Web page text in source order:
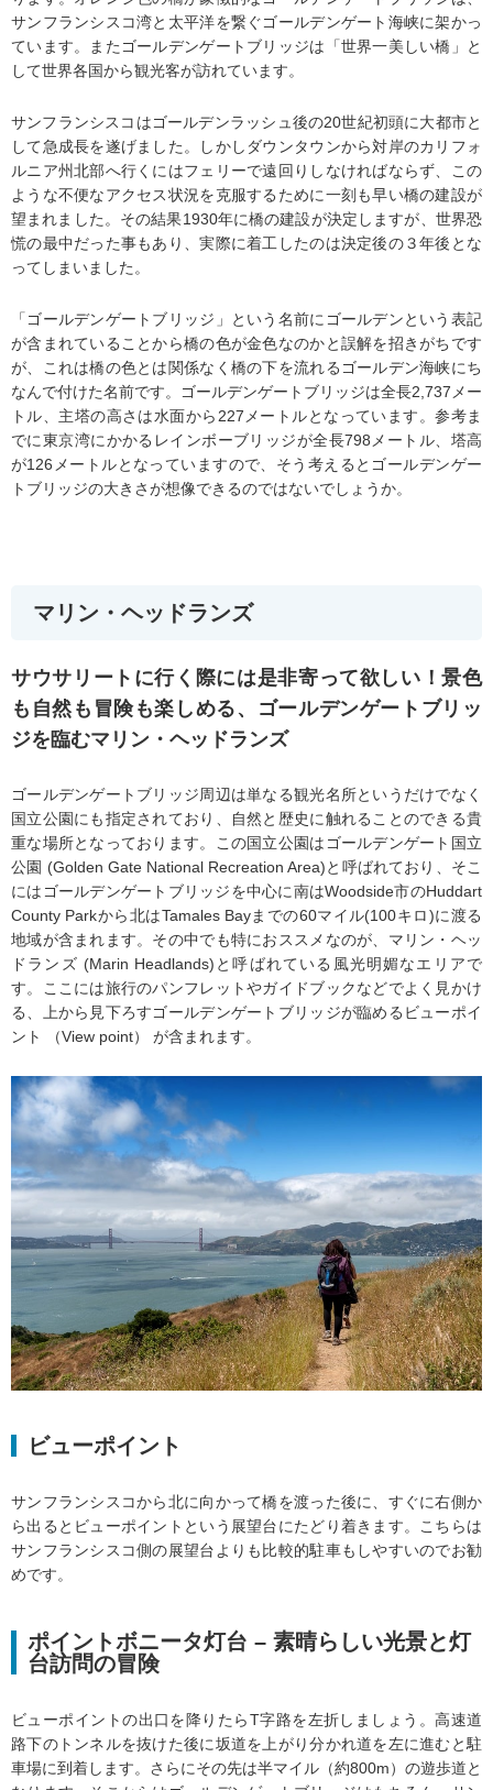
サンフランシスコ湾と太平洋を繋ぐゴールデンゲート海峡に架かっ
ています。またゴールデンゲートブリッジは「世界一美しい橋」と
して世界各国から観光客が訪れています。
サンフランシスコはゴールデンラッシュ後の20世紀初頭に大都市と
して急成長を遂げました。しかしダウンタウンから対岸のカリフォ
ルニア州北部へ行くにはフェリーで遠回りしなければならず、この
ような不便なアクセス状況を克服するために一刻も早い橋の建設が
望まれました。その結果1930年に橋の建設が決定しますが、世界恐
慌の最中だった事もあり、実際に着工したのは決定後の３年後とな
ってしまいました。
「ゴールデンゲートブリッジ」という名前にゴールデンという表記
が含まれていることから橋の色が金色なのかと誤解を招きがちです
が、これは橋の色とは関係なく橋の下を流れるゴールデン海峡にち
なんで付けた名前です。ゴールデンゲートブリッジは全長2,737メー
トル、主塔の高さは水面から227メートルとなっています。参考ま
でに東京湾にかかるレインボーブリッジが全長798メートル、塔高
が126メートルとなっていますので、そう考えるとゴールデンゲー
トブリッジの大きさが想像できるのではないでしょうか。
マリン・ヘッドランズ
サウサリートに行く際には是非寄って欲しい！景色
も自然も冒険も楽しめる、ゴールデンゲートブリッ
ジを臨むマリン・ヘッドランズ
ゴールデンゲートブリッジ周辺は単なる観光名所というだけでなく
国立公園にも指定されており、自然と歴史に触れることのできる貴
重な場所となっております。この国立公園はゴールデンゲート国立
公園 (Golden Gate National Recreation Area)と呼ばれており、そこ
にはゴールデンゲートブリッジを中心に南はWoodside市のHuddart
County Parkから北はTamales Bayまでの60マイル(100キロ)に渡る
地域が含まれます。その中でも特におススメなのが、マリン・ヘッ
ドランズ (Marin Headlands)と呼ばれている風光明媚なエリアで
す。ここには旅行のパンフレットやガイドブックなどでよく見かけ
る、上から見下ろすゴールデンゲートブリッジが臨めるビューポイ
ント （View point） が含まれます。
ビューポイント
サンフランシスコから北に向かって橋を渡った後に、すぐに右側か
ら出るとビューポイントという展望台にたどり着きます。こちらは
サンフランシスコ側の展望台よりも比較的駐車もしやすいのでお勧
めです。
ポイントボニータ灯台 – 素晴らしい光景と灯
台訪問の冒険
ビューポイントの出口を降りたらT字路を左折しましょう。高速道
路下のトンネルを抜けた後に坂道を上がり分かれ道を左に進むと駐
車場に到着します。さらにその先は半マイル（約800m）の遊歩道と